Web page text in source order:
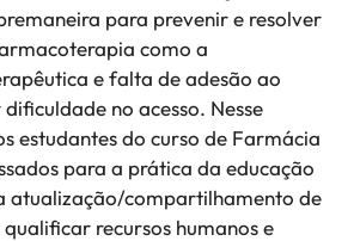
para prevenir e resolver
como a
e falta de adesão ao
no acesso. Nesse
estudantes do curso de Farmácia
para a prática da educação
atualização/compartilhamento de
recursos humanos e